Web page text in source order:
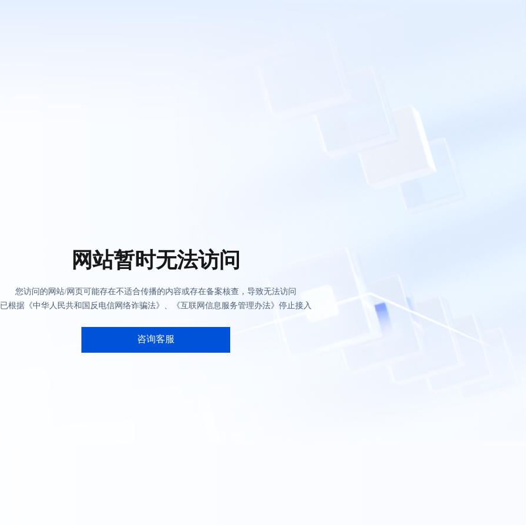
网站暂时无法访问
您访问的网站/网页可能存在不适合传播的内容或存在备案核查，导致无法访问
已根据《中华人民共和国反电信网络诈骗法》、《互联网信息服务管理办法》停止接入
咨询客服